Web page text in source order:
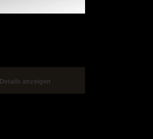
Details anzeigen